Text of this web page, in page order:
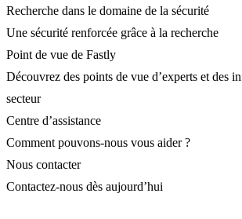
Recherche dans le domaine de la sécurité
Une sécurité renforcée grâce à la recherche
Point de vue de Fastly
Découvrez des points de vue d’experts et des
secteur
Centre d’assistance
Comment pouvons-nous vous aider ?
Nous contacter
Contactez-nous dès aujourd’hui